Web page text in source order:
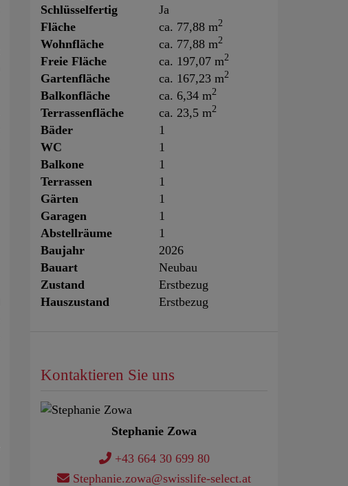
Schlüsselfertig
Ja
Fläche
ca. 77,88 m2
Wohnfläche ca. 77,88 m2
Freie Fläche ca. 197,07 m2
Gartenfläche ca. 167,23 m2
Balkonfläche ca. 6,34 m2
Terrassenfläche ca. 23,5 m2
Bäder
1
WC
1
Balkone
1
Terrassen
1
Gärten
1
Garagen
1
Abstellräume
1
Baujahr
2026
Bauart
Neubau
Zustand
Erstbezug
Hauszustand
Erstbezug
Kontaktieren Sie uns
Stephanie Zowa
+43 664 30 699 80
Stephanie.zowa@swisslife-select.at